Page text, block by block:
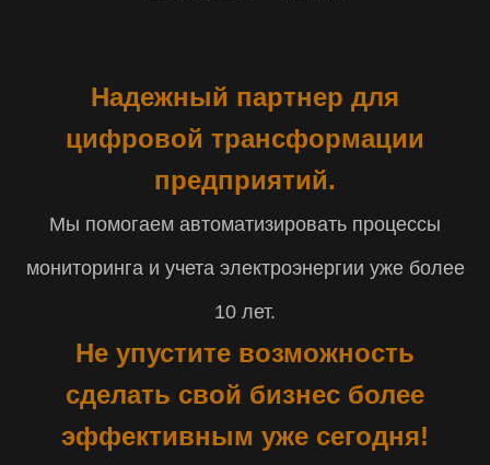
Надежный партнер для
цифровой трансформации
предприятий.
Мы помогаем автоматизировать процессы
мониторинга и учета электроэнергии уже более
10 лет.
Не упустите возможность
сделать свой бизнес более
эффективным уже сегодня!